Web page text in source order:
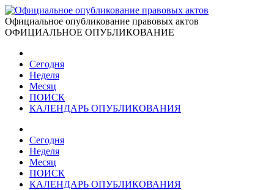
Официальное опубликование правовых актов
ОФИЦИАЛЬНОЕ ОПУБЛИКОВАНИЕ
Сегодня
Неделя
Месяц
ПОИСК
КАЛЕНДАРЬ ОПУБЛИКОВАНИЯ
Сегодня
Неделя
Месяц
ПОИСК
КАЛЕНДАРЬ ОПУБЛИКОВАНИЯ